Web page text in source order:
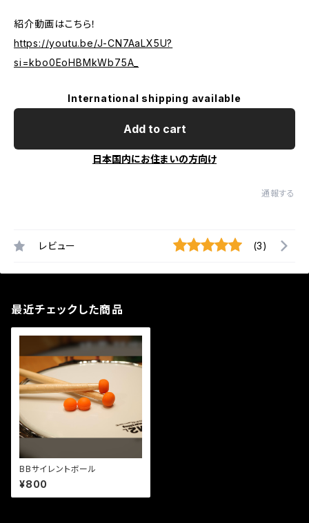
紹介動画はこちら！
https://youtu.be/J-CN7AaLX5U?
si=kbo0EoHBMkWb75A_
International shipping available
Add to cart
日本国内にお住まいの方向け
通報する
レビュー (3)
最近チェックした商品
BBサイレントボール
¥800